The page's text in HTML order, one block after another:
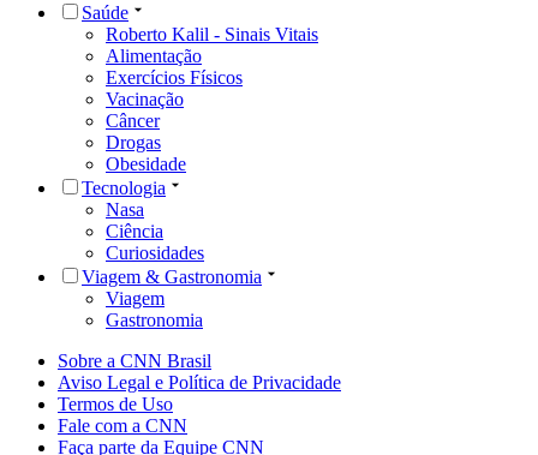
Saúde
Roberto Kalil - Sinais Vitais
Alimentação
Exercícios Físicos
Vacinação
Câncer
Drogas
Obesidade
Tecnologia
Nasa
Ciência
Curiosidades
Viagem & Gastronomia
Viagem
Gastronomia
Sobre a CNN Brasil
Aviso Legal e Política de Privacidade
Termos de Uso
Fale com a CNN
Faça parte da Equipe CNN